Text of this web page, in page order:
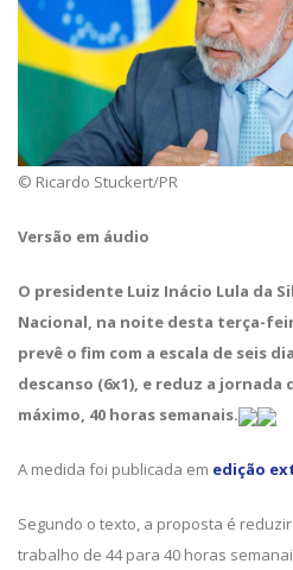
© Ricardo Stuckert/PR
Versão em áudio
O presidente Luiz Inácio Lula da
Nacional, na noite desta terça-
prevê o fim com a escala de seis
descanso (6x1), e reduz a
máximo, 40 horas semanais.
A medida foi publicada em edição
Segundo o texto, a proposta é
trabalho de 44 para 40 horas